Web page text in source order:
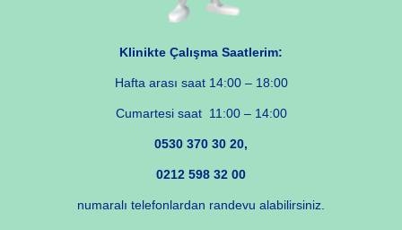
Klinikte Çalışma Saatlerim:
Hafta arası saat 14:00 – 18:00
Cumartesi saat 11:00 – 14:00
0530 370 30 20,
0212 598 32 00
numaralı telefonlardan randevu alabilirsiniz.